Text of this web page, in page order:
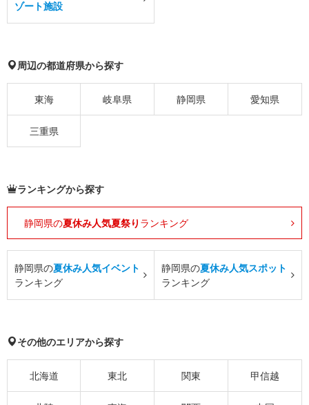
ゾート施設
周辺の都道府県から探す
東海 岐阜県 静岡県 愛知県
三重県
ランキングから探す
静岡県の夏休み人気夏祭り ランキング
静岡県の夏休み人気イベント
ランキング
静岡県の夏休み人気スポット
ランキング
その他のエリアから探す
北海道 東北 関東 甲信越